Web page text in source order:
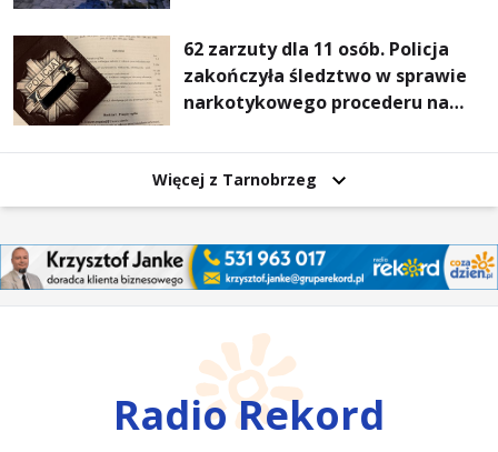
62 zarzuty dla 11 osób. Policja
zakończyła śledztwo w sprawie
narkotykowego procederu na
Więcej z Tarnobrzeg
Radio Rekord